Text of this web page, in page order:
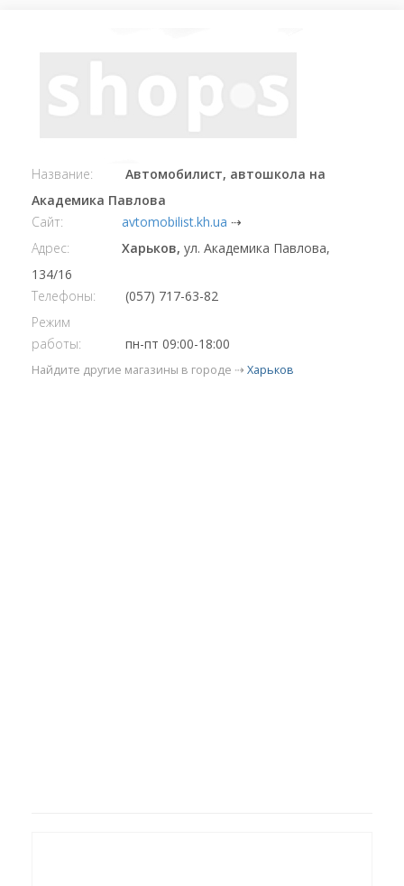
Название:
Автомобилист, автошкола на
Академика Павлова
Сайт:
avtomobilist.kh.ua ⇢
Адрес:
Харьков, ул. Академика Павлова,
134/16
Телефоны:
(057) 717-63-82
Режим
работы:
пн-пт 09:00-18:00
Найдите другие магазины в городе ⇢ Харьков